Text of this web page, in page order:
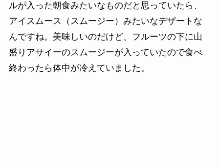
ルが入った朝食みたいなものだと思っていたら、
アイスムース（スムージー）みたいなデザートな
んですね。美味しいのだけど、フルーツの下に山
盛りアサイーのスムージーが入っていたので食べ
終わったら体中が冷えていました。